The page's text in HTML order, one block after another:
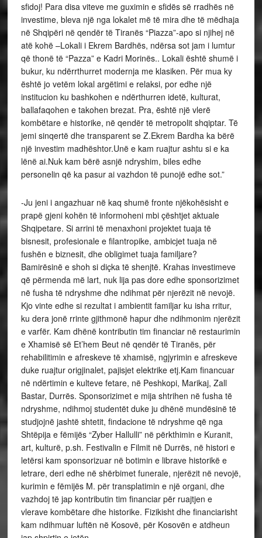
sfidoj! Para disa viteve me guximin e sfidës së rradhës në
investime, bleva një nga lokalet më të mira dhe të mëdhaja
në Shqipëri në qendër të Tiranës “Piazza”-apo si njihej në
atë kohë –Lokali i Ekrem Bardhës, ndërsa sot jam i lumtur
që thonë të “Pazza” e Kadri Morinës.. Lokali është shumë i
bukur, ku ndërrthurret modernja me klasiken. Për mua ky
është jo vetëm lokal argëtimi e relaksi, por edhe një
institucion ku bashkohen e ndërthurren idetë, kulturat,
ballafaqohen e takohen brezat. Pra, është një vlerë
kombëtare e historike, në qendër të metropolit shqiptar. Të
jemi sinqertë dhe transparent se Z.Ekrem Bardha ka bërë
një investim madhështor.Unë e kam ruajtur ashtu si e ka
lënë ai.Nuk kam bërë asnjë ndryshim, biles edhe
personelin që ka pasur ai vazhdon të punojë edhe sot.”
-Ju jeni i angazhuar në kaq shumë fronte njëkohësisht e
prapë gjeni kohën të informoheni mbi çështjet aktuale
Shqipetare. Si arrini të menaxhoni projektet tuaja të
bisnesit, profesionale e filantropike, ambicjet tuaja në
fushën e biznesit, dhe obligimet tuaja familjare?
Bamirësinë e shoh si diçka të shenjtë. Krahas investimeve
që përmenda më lart, nuk lija pas dore edhe sponsorizimet
në fusha të ndryshme dhe ndihmat për njerëzit në nevojë.
Kjo vinte edhe si rezultat i ambientit familjar ku isha rritur,
ku dera jonë rrinte gjithmonë hapur dhe ndihmonim njerëzit
e varfër. Kam dhënë kontributin tim financiar në restaurimin
e Xhamisë së Et’hem Beut në qendër të Tiranës, për
rehabilitimin e afreskeve të xhamisë, ngjyrimin e afreskeve
duke ruajtur origjinalet, pajisjet elektrike etj.Kam financuar
në ndërtimin e kulteve fetare, në Peshkopi, Marikaj, Zall
Bastar, Durrës. Sponsorizimet e mija shtrihen në fusha të
ndryshme, ndihmoj studentët duke ju dhënë mundësinë të
studjojnë jashtë shtetit, findacione të ndryshme që nga
Shtëpija e fëmijës “Zyber Hallulli” në përkthimin e Kuranit,
art, kulturë, p.sh. Festivalin e Filmit në Durrës, në histori e
letërsi kam sponsorizuar në botimin e librave historikë e
letrare, deri edhe në shërbimet funerale, njerëzit në nevojë,
kurimin e fëmijës M. për transplatimin e një organi, dhe
vazhdoj të jap kontributin tim financiar për ruajtjen e
vlerave kombëtare dhe historike. Fizikisht dhe financiarisht
kam ndihmuar luftën në Kosovë, për Kosovën e atdheun